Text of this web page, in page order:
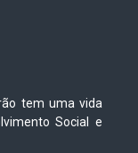
tem uma vida
Social e